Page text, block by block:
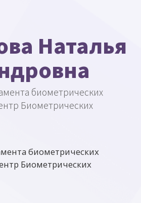
Наталья
биометрических
Биометрических
биометрических
Биометрических